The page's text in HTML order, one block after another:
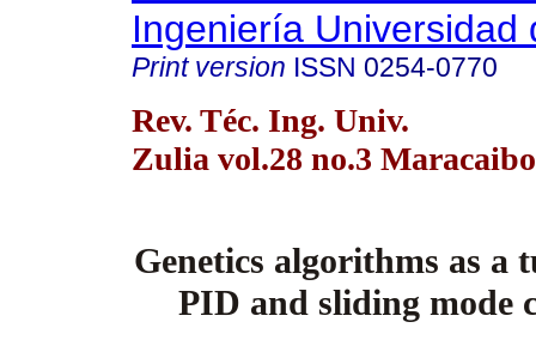
Ingeniería Universidad
Print version ISSN 0254-0770
Rev. Téc. Ing. Univ.
Zulia vol.28 no.3
Genetics algorithms as a
PID and sliding mode